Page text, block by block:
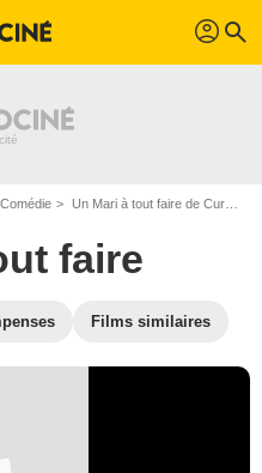
profil search
Un Mari à tout faire de Curtis Bernhardt
faire
Films similaires